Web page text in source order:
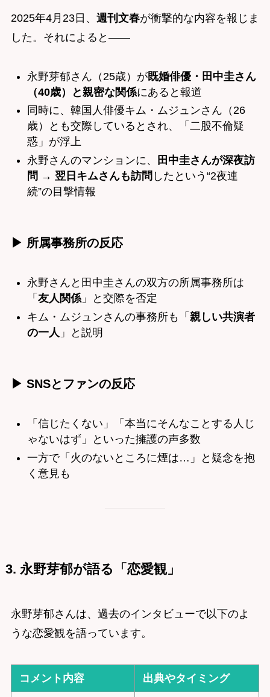
2025年4月23日、 週刊文春が衝撃的な内容を報じま
した。それによると――
永野芽郁さん（25歳）が既婚俳優・田中圭さん
（40歳）と親密な関係にあると報道
同時に、韓国人俳優キム・ムジュンさん（26
歳）とも交際しているとされ、「二股不倫疑
惑」が浮上
永野さんのマンションに、
田中圭さんが深夜訪
問 → 翌日キムさんも訪問 したという“2夜連
続”の目撃情報
▶ 所属事務所の反応
永野さんと田中圭さんの双方の所属事務所は
「 友人関係」と交際を否定
キム・ムジュンさんの事務所も「 親しい共演者
の一人 」と説明
▶ SNSとファンの反応
「信じたくない」「本当にそんなことする人じ
ゃないはず」といった擁護の声多数
一方で「火のないところに煙は…」と疑念を抱
く意見も
3. 永野芽郁が語る「恋愛観」
永野芽郁さんは、過去のインタビューで以下のよ
うな恋愛観を語っています。
コメント内容 出典やタイミング